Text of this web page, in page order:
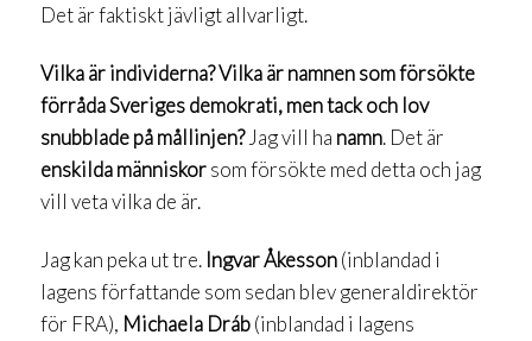
Det är faktiskt jävligt allvarligt.
Vilka är individerna? Vilka är namnen som försökte
förråda Sveriges demokrati, men tack och lov
snubblade på mållinjen? Jag vill ha namn. Det är
enskilda människorsom försökte med detta och jag
vill veta vilka de är.
Jag kan peka ut tre. Ingvar Åkesson(inblandad i
lagens författande som sedan blev generaldirektör
för FRA), Michaela Dráb(inblandad i lagens